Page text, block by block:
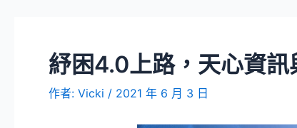
紓困4.0上路，天心資訊
作者: Vicki / 2021 年 6 月 3 日